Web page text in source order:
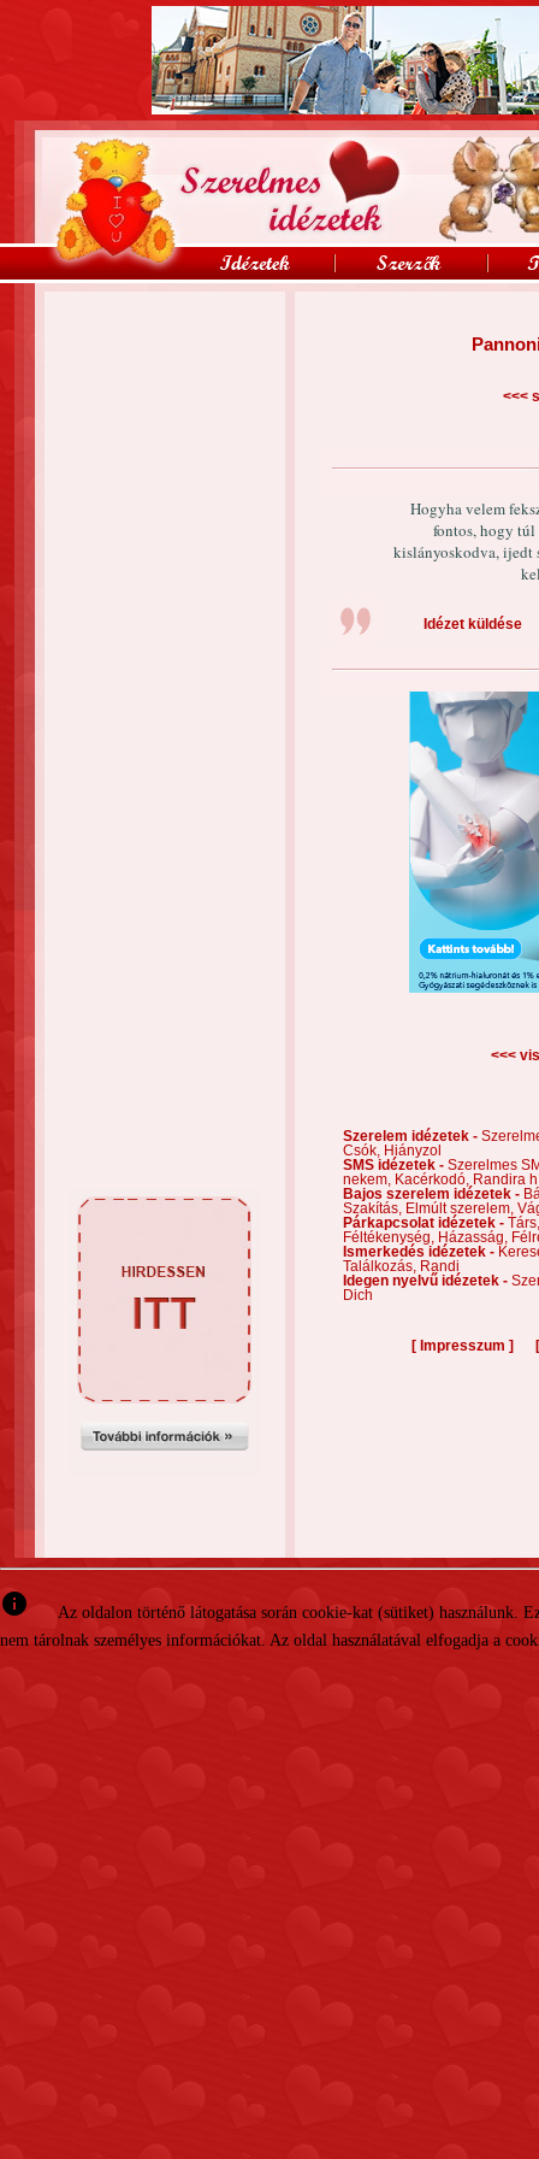
<<<
Hogyha velem
fontos, hogy túl
kislányoskodva, ijedt
Idézet küldése
<<<
Szerelem idézetek -
Csók,
Hiányzol
SMS idézetek - Szerelmes
nekem,
Kacérkodó,
Randira
Bajos szerelem idézetek -
Szakítás,
Elmúlt szerelem,
Párkapcsolat idézetek -
Féltékenység,
Házasság,
Ismerkedés idézetek -
Találkozás,
Randi
Idegen nyelvű idézetek -
Dich
[ Impresszum ]
info
Az oldalon történő látogatása során cookie-kat (sütiket)
nem tárolnak személyes információkat. Az oldal használatával elfogadja a